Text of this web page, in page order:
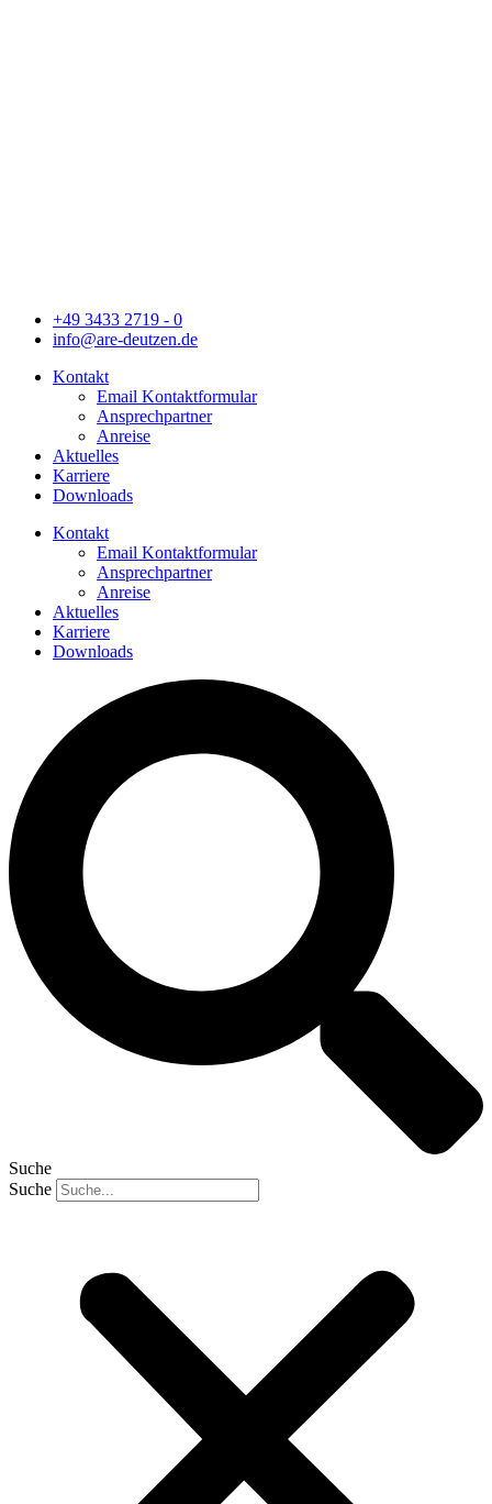
+49 3433 2719 - 0
info@are-deutzen.de
Kontakt
Email Kontaktformular
Ansprechpartner
Anreise
Aktuelles
Karriere
Downloads
Kontakt
Email Kontaktformular
Ansprechpartner
Anreise
Aktuelles
Karriere
Downloads
Suche
Suche